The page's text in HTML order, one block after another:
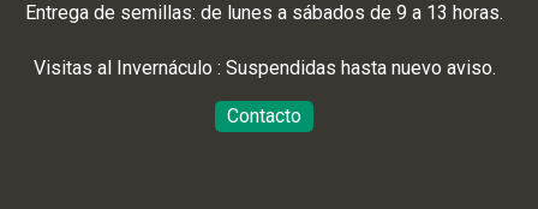
Entrega de semillas: de lunes a sábados de 9 a 13 horas.
Visitas al Invernáculo : Suspendidas hasta nuevo aviso.
Contacto